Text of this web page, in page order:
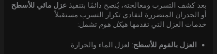
بعد كشف التسرب ومعالجته، يُنصح دائمًا بتنفيذ عزل مائي للأسطح
أو الجدران المتضررة لتفادي تكرار التسرب مستقبلاً.
خدمات العزل التي تقدمهاهيكل هوم تشمل:
العزل بالفوم للأسطح: لعزل الماء والحرارة.